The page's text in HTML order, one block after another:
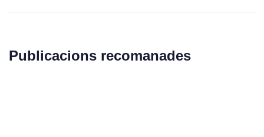
Publicacions recomanades